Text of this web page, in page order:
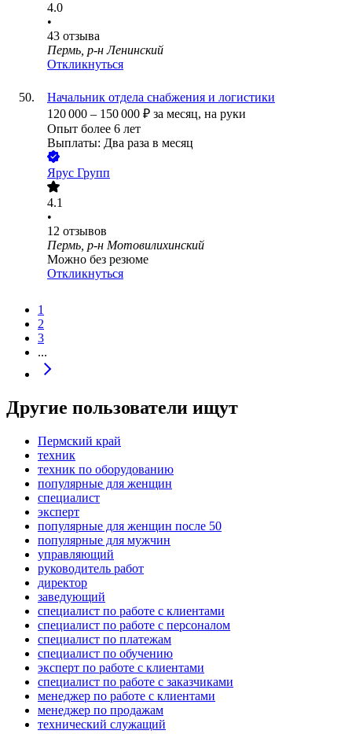
4.0
•
43 отзыва
Пермь, р-н Ленинский
Откликнуться
Начальник отдела снабжения и логистики
120 000 – 150 000 ₽ за месяц, на руки
Опыт более 6 лет
Выплаты: Два раза в месяц
Ярус Групп
4.1
•
12 отзывов
Пермь, р-н Мотовилихинский
Можно без резюме
Откликнуться
1
2
3
...
Другие пользователи ищут
Пермский край
техник
техник по оборудованию
популярные для женщин
специалист
эксперт
популярные для женщин после 50
популярные для мужчин
управляющий
руководитель работ
директор
заведующий
специалист по работе с клиентами
специалист по работе с персоналом
специалист по платежам
специалист по обучению
эксперт по работе с клиентами
специалист по работе с заказчиками
менеджер по работе с клиентами
менеджер по продажам
технический служащий